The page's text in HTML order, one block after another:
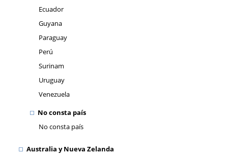
Ecuador
Guyana
Paraguay
Perú
Surinam
Uruguay
Venezuela
No consta país
No consta país
Australia y Nueva Zelanda